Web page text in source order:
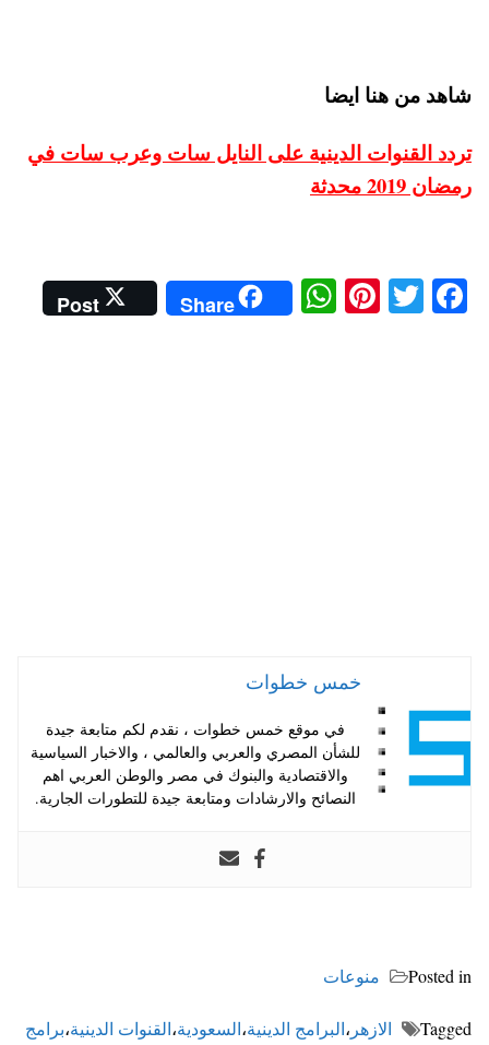
شاهد من هنا ايضا
تردد القنوات الدينية على النايل سات وعرب سات في
رمضان 2019 محدثة
Fa
T
Pi
W
ha
Share
Post
خمس خطوات
في موقع خمس خطوات ، نقدم لكم متابعة جيدة
للشأن المصري والعربي والعالمي ، والاخبار السياسية
والاقتصادية والبنوك في مصر والوطن العربي اهم
النصائح والارشادات ومتابعة جيدة للتطورات الجارية.
Posted in منوعات
Tagged الازهر ،البرامج الدينية،السعودية،القنوات الدينية،برامج